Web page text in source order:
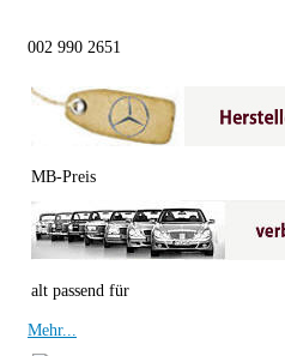
002 990 2651
MB-Preis
alt passend für
Mehr...